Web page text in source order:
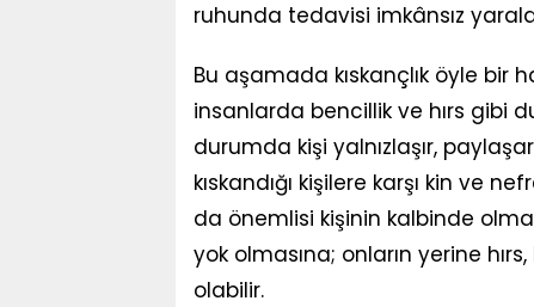
ruhunda tedavisi imkânsız
Bu aşamada kıskançlık öyle bir
insanlarda bencillik ve hırs gibi
durumda kişi yalnızlaşır,
kıskandığı kişilere karşı kin ve
da önemlisi kişinin kalbinde
yok olmasına; onların yerine
olabilir.